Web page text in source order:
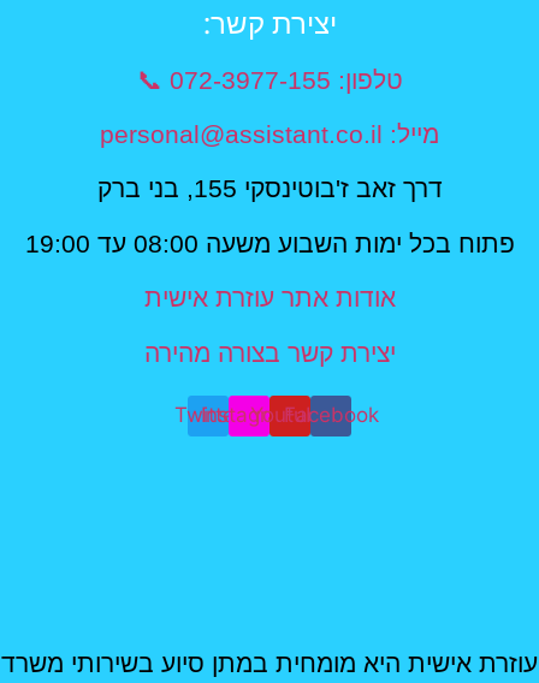
יצירת קשר​:
טלפון: 072-3977-155 📞
מייל: personal@assistant.co.il
דרך זאב ז'בוטינסקי 155, בני ברק
פתוח בכל ימות השבוע משעה 08:00 עד 19:00
אודות אתר עוזרת אישית
יצירת קשר בצורה מהירה
Facebook
Youtube
Instagram
Twitter
עוזרת אישית היא מומחית במתן סיוע בשירותי משרד